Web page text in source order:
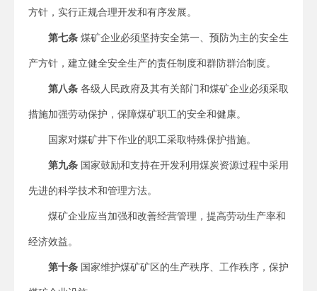
方针，实行正规合理开发和有序发展。
第七条 煤矿企业必须坚持安全第一、预防为主的安全生
产方针，建立健全安全生产的责任制度和群防群治制度。
第八条 各级人民政府及其有关部门和煤矿企业必须采取
措施加强劳动保护，保障煤矿职工的安全和健康。
国家对煤矿井下作业的职工采取特殊保护措施。
第九条 国家鼓励和支持在开发利用煤炭资源过程中采用
先进的科学技术和管理方法。
煤矿企业应当加强和改善经营管理，提高劳动生产率和
经济效益。
第十条 国家维护煤矿矿区的生产秩序、工作秩序，保护